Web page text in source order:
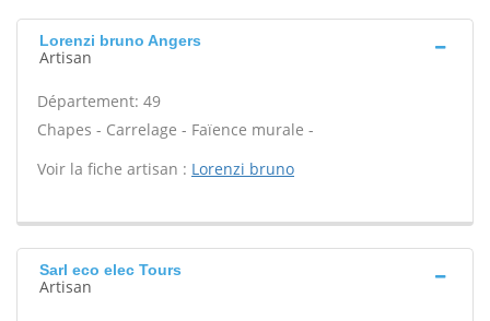
Lorenzi bruno Angers
Artisan
Département: 49
Chapes - Carrelage - Faïence murale -
Voir la fiche artisan : Lorenzi bruno
Sarl eco elec Tours
Artisan